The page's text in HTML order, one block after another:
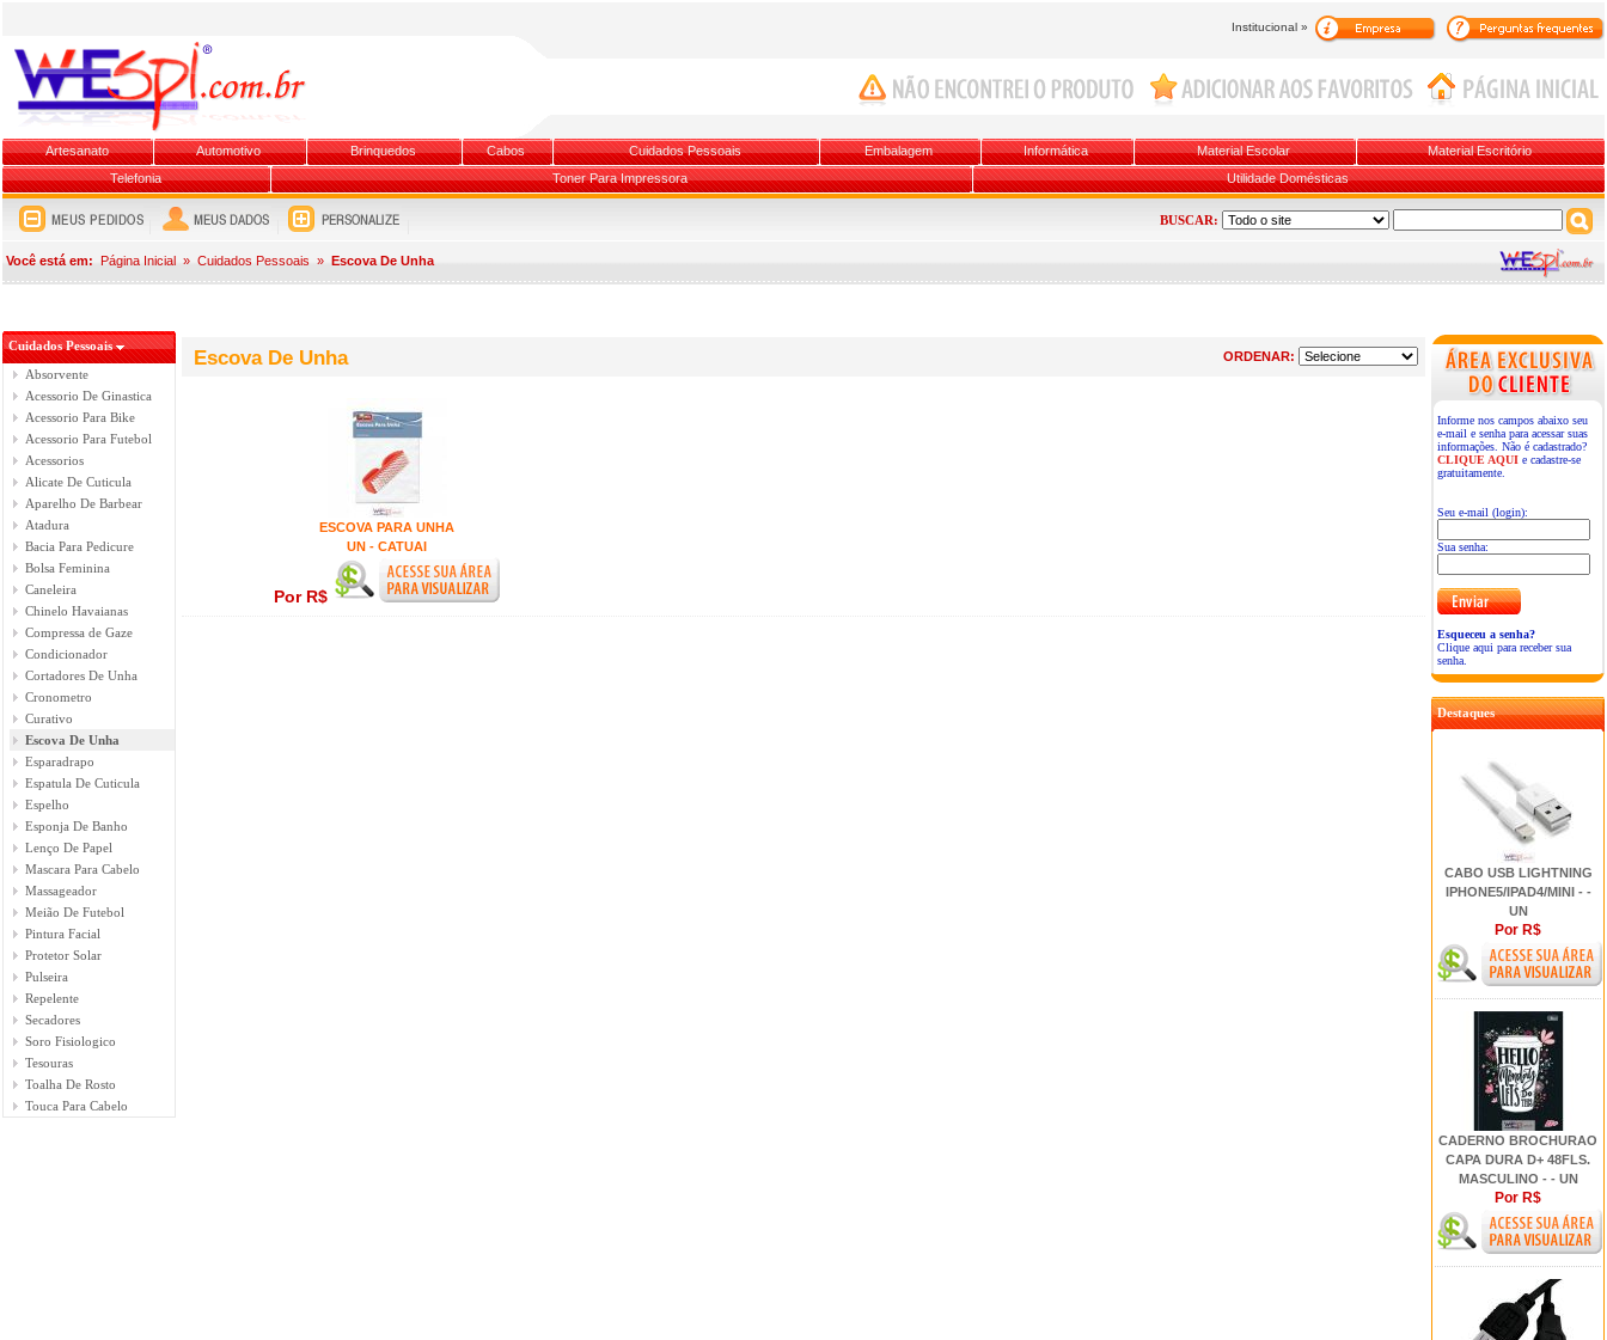
Institucional »
Artesanato Automotivo Brinquedos Cabos Cuidados Pessoais Embalagem Informática Material Escolar
Material Escritório
Telefonia
Toner Para Impressora Utilidade Domésticas
BUSCAR:
Você está em: Página Inicial » Cuidados Pessoais » Escova De Unha
Cuidados Pessoais
Absorvente
Acessorio De Ginastica
Acessorio Para Bike
Acessorio Para Futebol
Acessorios
Alicate De Cuticula
Aparelho De Barbear
Atadura
Bacia Para Pedicure
Bolsa Feminina
Caneleira
Chinelo Havaianas
Compressa de Gaze
Condicionador
Cortadores De Unha
Cronometro
Curativo
Escova De Unha
Esparadrapo
Espatula De Cuticula
Espelho
Esponja De Banho
Lenço De Papel
Mascara Para Cabelo
Massageador
Meião De Futebol
Pintura Facial
Protetor Solar
Pulseira
Repelente
Secadores
Soro Fisiologico
Tesouras
Toalha De Rosto
Touca Para Cabelo
Informe nos campos abaixo seu
e-mail e senha para acessar suas
informações. Não é cadastrado?
CLIQUE AQUI e cadastre-se
gratuitamente.
Seu e-mail (login):
Sua senha:
Esqueceu a senha?
Clique aqui para receber sua
senha.
Destaques
CABO USB LIGHTNING
IPHONE5/IPAD4/MINI - -
UN
Por R$
CADERNO BROCHURAO
CAPA DURA D+ 48FLS.
MASCULINO - - UN
Por R$
Escova De Unha ORDENAR:
ESCOVA PARA UNHA
UN - CATUAI
Por R$